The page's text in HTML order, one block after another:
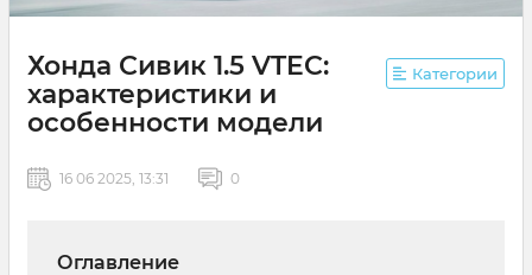
Хонда Сивик 1.5 VTEC:
характеристики и
особенности модели
Категории
16 06 2025, 13:31 0
Оглавление